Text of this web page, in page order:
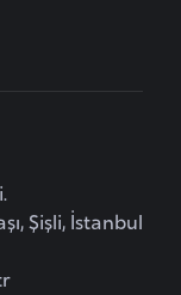
Şişli, İstanbul